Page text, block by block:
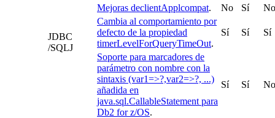
JDBC
/SQLJ
Mejoras declientApplcompat. No Sí
No
Cambia al comportamiento por
defecto de la propiedad
timerLevelForQueryTimeOut.
Sí Sí Sí
Soporte para marcadores de
parámetro con nombre con la
sintaxis (var1=>?,var2=>?, ...)
añadida en
java.sql.CallableStatement para
Db2 for z/OS.
Sí Sí No